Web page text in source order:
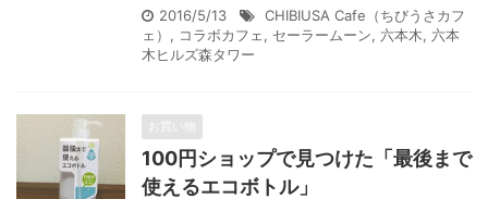
2016/5/13
CHIBIUSA Cafe（ちびうさカフ
ェ） , コラボカフェ, セーラームーン, 六本木, 六本
木ヒルズ森タワー
お買い物
100円ショップで見つけた「最後まで
使えるエコボトル」